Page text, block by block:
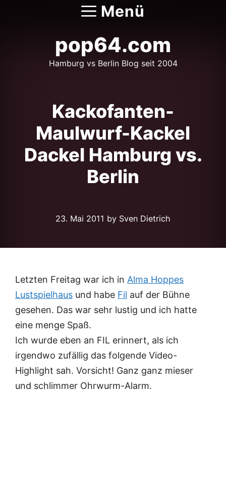
Menü
pop64.com
Hamburg vs Berlin Blog seit 2004
Kackofanten-
Maulwurf-Kackel
Dackel Hamburg vs.
Berlin
23. Mai 2011 by Sven Dietrich
Letzten Freitag war ich in Alma Hoppes
Lustspielhaus und habe Fil auf der Bühne
gesehen. Das war sehr lustig und ich hatte
eine menge Spaß.
Ich wurde eben an FIL erinnert, als ich
irgendwo zufällig das folgende Video-
Highlight sah. Vorsicht! Ganz ganz mieser
und schlimmer Ohrwurm-Alarm.